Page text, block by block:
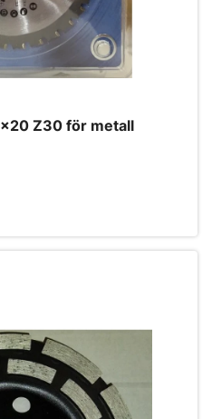
Z30 för metall